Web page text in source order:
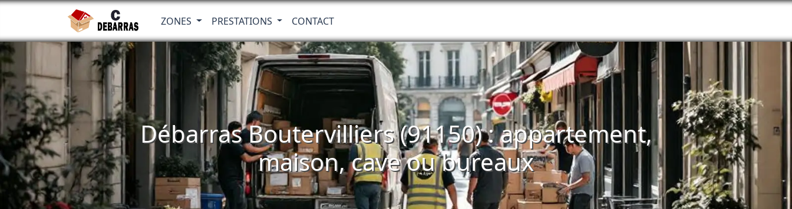
ZONES PRESTATIONS CONTACT
Débarras Boutervilliers (91150) : appartement,
maison, cave ou bureaux